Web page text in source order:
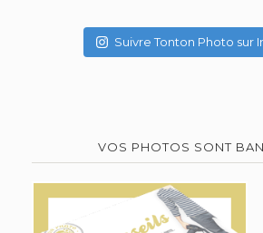
Suivre Tonton Photo sur
VOS PHOTOS SONT